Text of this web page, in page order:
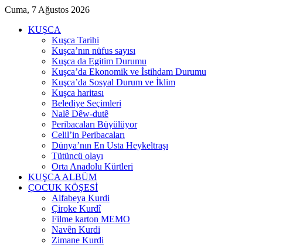
Cuma, 7 Ağustos 2026
KUŞCA
Kuşca Tarihi
Kuşca’nın nüfus sayısı
Kuşca da Egitim Durumu
Kuşca’da Ekonomik ve İstihdam Durumu
Kuşca’da Sosyal Durum ve İklim
Kuşca haritası
Belediye Seçimleri
Nalê Dêw-dutê
Peribacaları Büyülüyor
Celil’in Peribacaları
Dünya’nın En Usta Heykeltraşı
Tütüncü olayı
Orta Anadolu Kürtleri
KUŞCA ALBÜM
ÇOCUK KÖŞESİ
Alfabeya Kurdi
Çiroke Kurdî
Filme karton MEMO
Navên Kurdi
Zimane Kurdi